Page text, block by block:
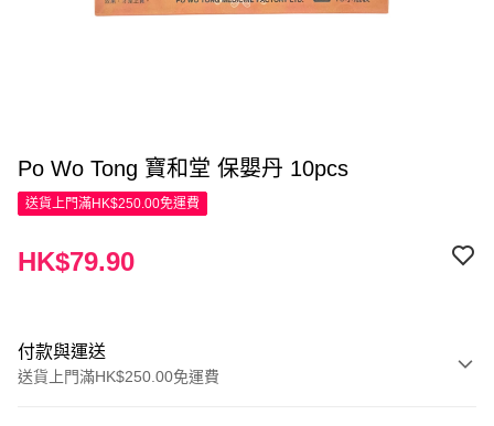
Po Wo Tong 寶和堂 保嬰丹 10pcs
送貨上門滿HK$250.00免運費
HK$79.90
付款與運送
送貨上門滿HK$250.00免運費